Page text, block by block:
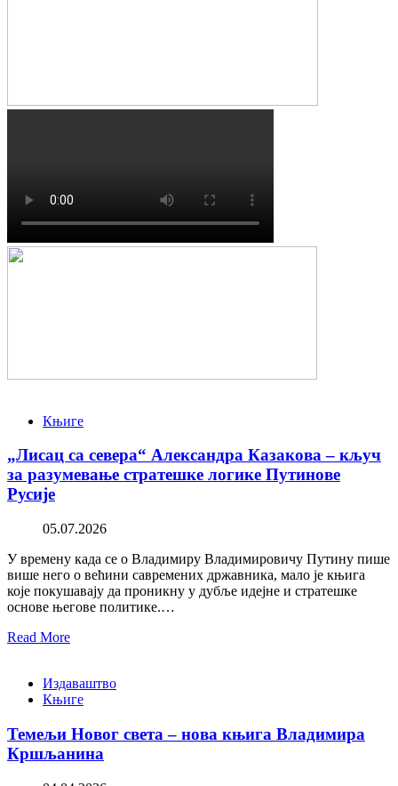
Књиге
„Лисац са севера“ Александра Казакова – кључ
за разумевање стратешке логике Путинове
Русије
05.07.2026
У времену када се о Владимиру Владимировичу Путину пише
више него о већини савремених државника, мало је књига
које покушавају да проникну у дубље идејне и стратешке
основе његове политике.…
Read More
Издаваштво
Књиге
Темељи Новог света – нова књига Владимира
Кршљанина